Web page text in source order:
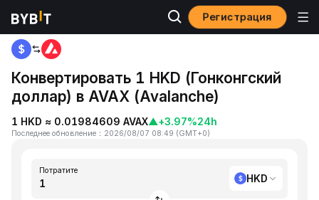
Регистрация
Главная
Конвертировать 1 HKD (Гонконгский
доллар) в AVAX (Avalanche)
1 HKD ≈ 0.01984609 AVAX▲+3.97%24h
Последнее обновление ： 2026/08/07 08:49 (GMT+0)
Потратите
HKD